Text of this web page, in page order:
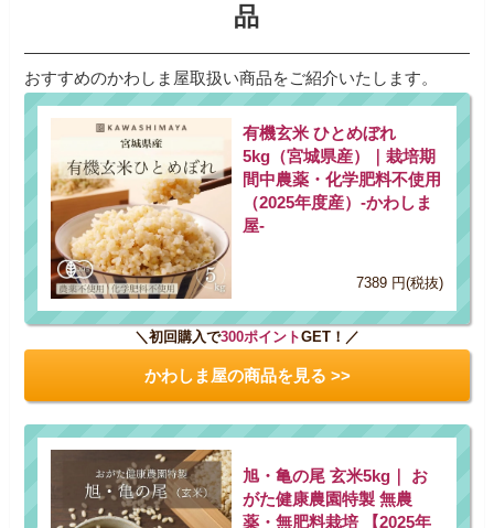
品
おすすめのかわしま屋取扱い商品をご紹介いたします。
有機玄米 ひとめぼれ
5kg（宮城県産）｜栽培期
間中農薬・化学肥料不使用
（2025年度産）-かわしま
屋-
7389 円(税抜)
＼初回購入で300ポイントGET！／
かわしま屋の商品を見る >>
旭・亀の尾 玄米5kg｜ お
がた健康農園特製 無農
薬・無肥料栽培 【2025年